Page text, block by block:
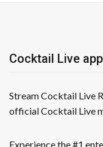
Cocktail Live app
Stream Cocktail Live
official Cocktail Live
Experience the #1